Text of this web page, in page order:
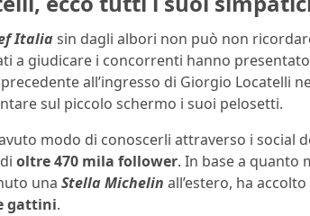
Italiasin dagli albori non può non
a giudicare i concorrenti hanno
all’ingresso di Giorgio Locatelli
sul piccolo schermo i suoi pelosetti.
modo di conoscerli attraverso i social
oltre 470 mila follower. In base a quanto
una Stella Michelin all’estero, ha
gattini.